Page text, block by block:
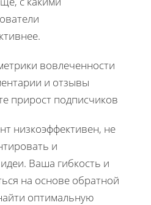
вовлеченности
и отзывы
прирост подписчиков
низкоэффективен, не
и
Ваша гибкость и
на основе обратной
оптимальную